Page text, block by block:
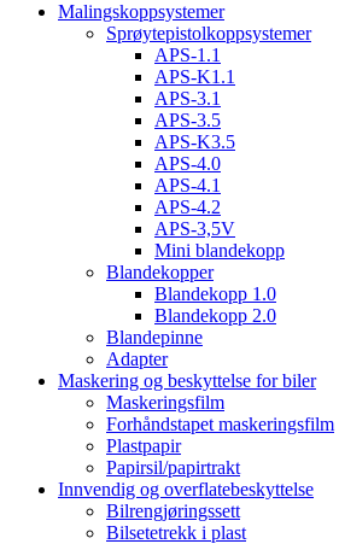
Malingskoppsystemer
Sprøytepistolkoppsystemer
APS-1.1
APS-K1.1
APS-3.1
APS-3.5
APS-K3.5
APS-4.0
APS-4.1
APS-4.2
APS-3,5V
Mini blandekopp
Blandekopper
Blandekopp 1.0
Blandekopp 2.0
Blandepinne
Adapter
Maskering og beskyttelse for biler
Maskeringsfilm
Forhåndstapet maskeringsfilm
Plastpapir
Papirsil/papirtrakt
Innvendig og overflatebeskyttelse
Bilrengjøringssett
Bilsetetrekk i plast